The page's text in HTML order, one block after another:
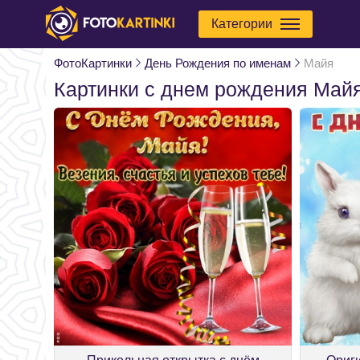
Категории
ФотоКартинки День Рождения по именам Майя
Картинки с днем рождения